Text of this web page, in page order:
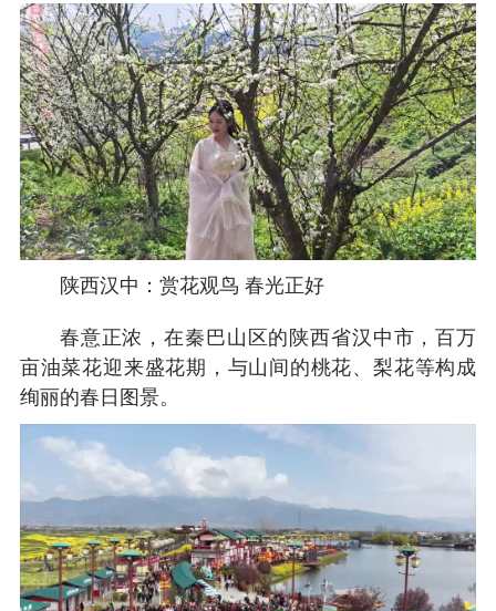
陕西汉中：赏花观鸟 春光正好
春意正浓，在秦巴山区的陕西省汉中市，百万
亩油菜花迎来盛花期，与山间的桃花、梨花等构成
绚丽的春日图景。